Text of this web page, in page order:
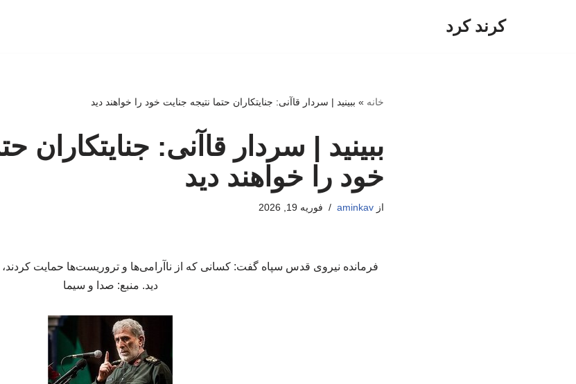
کرند کرد
خانه » ببینید | سردار قاآنی: جنایتکاران حتما نتیجه جنایت خود را خواهند دید
ببینید | سردار قاآنی: جنایتکاران
خود را خواهند دید
ازaminkav فوریه 19, 2026
فرمانده نیروی قدس سپاه گفت: کسانی که از ناآرامی‌ها و تروریست‌ها حمایت کردند،
دید. منبع: صدا و سیما